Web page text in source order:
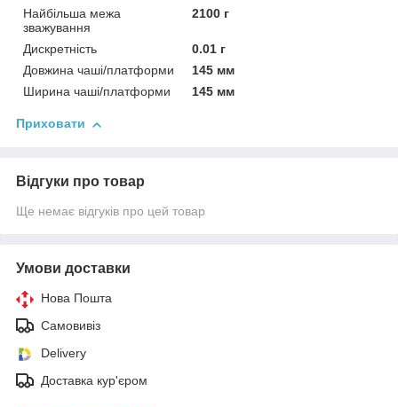
Найбільша межа
зважування
2100 г
Дискретність
0.01 г
Довжина чаші/платформи
145 мм
Ширина чаші/платформи
145 мм
Приховати
Відгуки про товар
Ще немає відгуків про цей товар
Умови доставки
Нова Пошта
Самовивіз
Delivery
Доставка кур'єром